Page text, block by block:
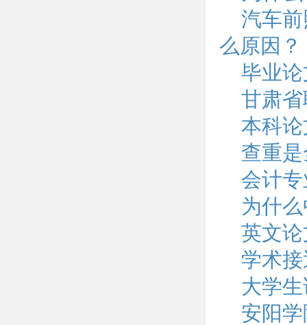
汽车
么原因？
毕业
甘肃
本科
查重
会计
为什
英文
学术
大学
安阳